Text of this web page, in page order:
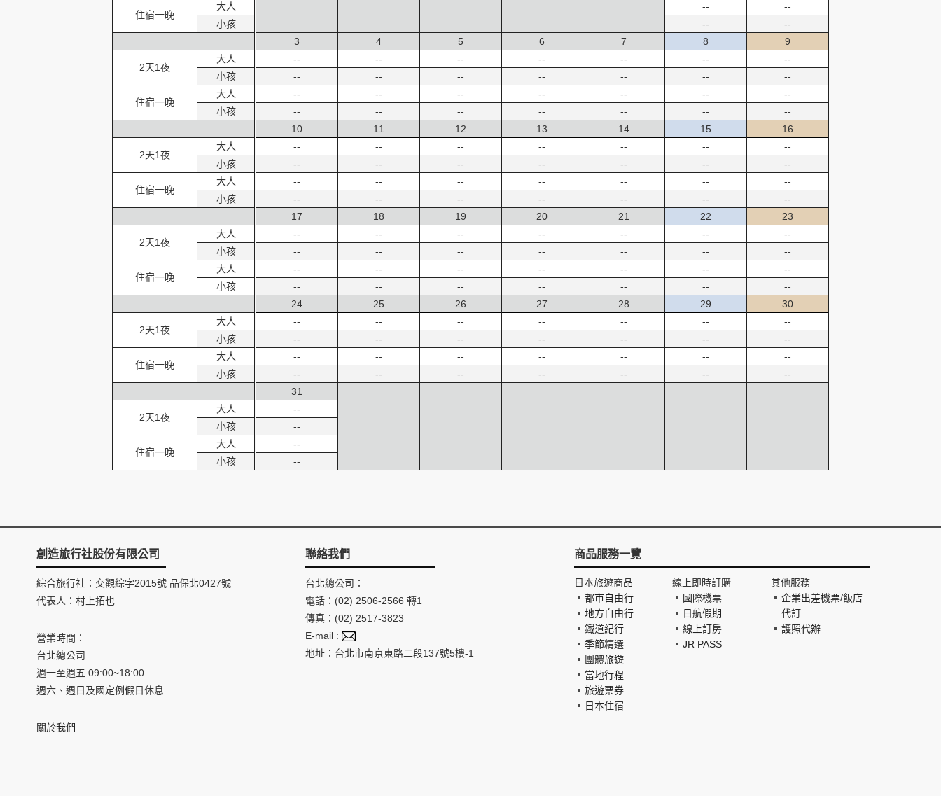
住宿一晚
大人
小孩
2天1夜
大人
小孩
住宿一晚
大人
小孩
2天1夜
大人
小孩
住宿一晚
大人
小孩
2天1夜
大人
小孩
住宿一晚
大人
小孩
2天1夜
大人
小孩
住宿一晚
大人
小孩
2天1夜
大人
小孩
住宿一晚
大人
小孩
--
--
--
--
3
--
--
--
--
4
--
--
--
--
5
--
--
--
--
6
--
--
--
--
7
--
--
--
--
8
--
--
--
--
9
--
--
--
--
10
--
--
--
--
11
--
--
--
--
12
--
--
--
--
13
--
--
--
--
14
--
--
--
--
15
--
--
--
--
16
--
--
--
--
17
--
--
--
--
18
--
--
--
--
19
--
--
--
--
20
--
--
--
--
21
--
--
--
--
22
--
--
--
--
23
--
--
--
--
24
--
--
--
--
25
--
--
--
--
26
--
--
--
--
27
--
--
--
--
28
--
--
--
--
29
--
--
--
--
30
--
--
--
--
31
--
--
--
--
創造旅行社股份有限公司
綜合旅行社：交觀綜字2015號 品保北0427號
代表人：村上拓也
營業時間：
台北總公司
週一至週五 09:00~18:00
週六、週日及國定例假日休息
關於我們
聯絡我們
台北總公司：
電話：(02) 2506-2566 轉1
傳真：(02) 2517-3823
E-mail :
地址：台北市南京東路二段137號5樓-1
商品服務一覽
日本旅遊商品
都市自由行
地方自由行
鐵道紀行
季節精選
團體旅遊
當地行程
旅遊票券
日本住宿
線上即時訂購
國際機票
日航假期
線上訂房
JR PASS
其他服務
企業出差機票/飯店
代訂
護照代辦